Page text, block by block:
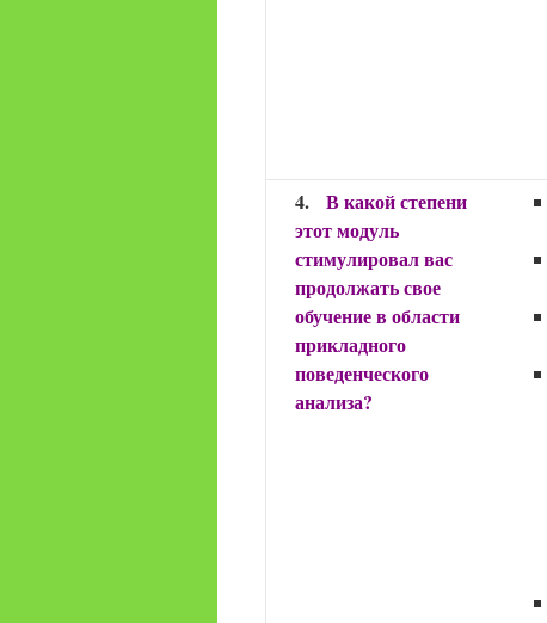
4. В какой степени
этот модуль
стимулировал вас
продолжать свое
обучение в области
прикладного
поведенческого
анализа?